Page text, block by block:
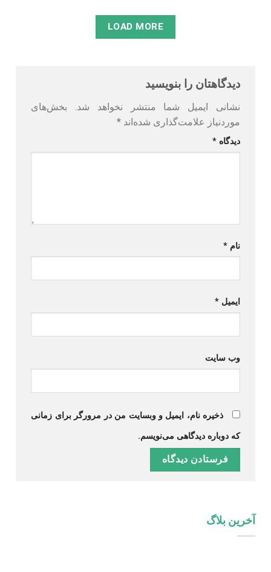
LOAD MORE
دیدگاهتان را بنویسید
نشانی ایمیل شما منتشر نخواهد شد.
بخش‌های
موردنیاز علامت‌گذاری شده‌اند*
دیدگاه*
نام*
ایمیل*
وب‌ سایت
ذخیره نام، ایمیل و وبسایت من در مرورگر برای زمانی
که دوباره دیدگاهی می‌نویسم.
آخرین بلاگ